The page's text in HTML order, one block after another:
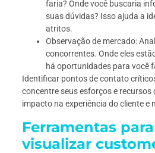
faria? Onde você buscaria
suas dúvidas? Isso ajuda a
atritos.
Observação de mercado:
concorrentes. Onde eles
há oportunidades para você
Identificar pontos de contato
concentre seus esforços e recursos
impacto na experiência do cliente e
Ferramentas
visualizar